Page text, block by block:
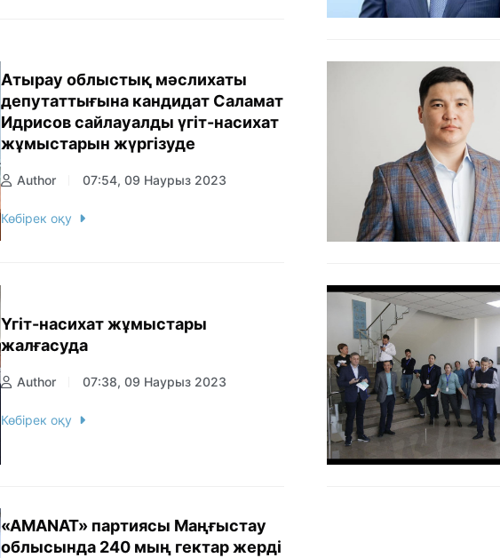
Атырау облыстық мәслихаты
депутаттығына кандидат Саламат
Идрисов сайлауалды үгіт-насихат
жұмыстарын жүргізуде
Author 07:54, 09 Наурыз 2023
Көбірек оқу
Үгіт-насихат жұмыстары
жалғасуда
Author 07:38, 09 Наурыз 2023
Көбірек оқу
«AMANAT» партиясы Маңғыстау
облысында 240 мың гектар жерді